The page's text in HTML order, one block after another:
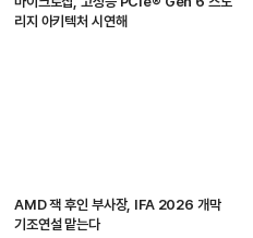
리지 아키텍처 시연해
AMD 잭 후인 부사장, IFA 2026 개막
기조연설 맡는다